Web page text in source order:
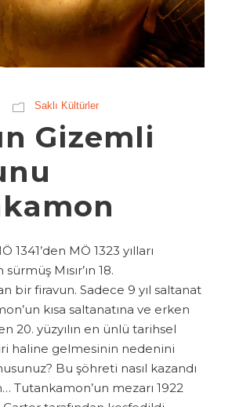
Saklı Kültürler
Gizemli
1341’den MÖ 1323 yılları
Mısır’ın 18.
bir firavun. Sadece 9 yıl saltanat
kısa saltanatına ve erken
20. yüzyılın en ünlü tarihsel
haline gelmesinin nedenini
Bu şöhreti nasıl kazandı
Tutankamon’un mezarı 1922